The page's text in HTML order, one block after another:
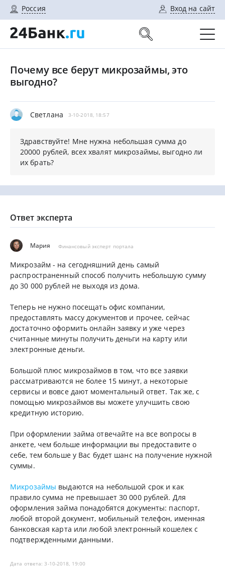
Россия Вход на сайт
Почему все берут микрозаймы, это
выгодно?
Светлана 3-10-2018, 18:57
Здравствуйте! Мне нужна небольшая сумма до
20000 рублей, всех хвалят микрозаймы, выгодно ли
их брать?
Ответ эксперта
Мария Финансовый эксперт портала
Микрозайм - на сегодняшний день самый
распространенный способ получить небольшую сумму
до 30 000 рублей не выходя из дома.
Теперь не нужно посещать офис компании,
предоставлять массу документов и прочее, сейчас
достаточно оформить онлайн заявку и уже через
считанные минуты получить деньги на карту или
электронные деньги.
Большой плюс микрозаймов в том, что все заявки
рассматриваются не более 15 минут, а некоторые
сервисы и вовсе дают моментальный ответ. Так же, с
помощью микрозаймов вы можете улучшить свою
кредитную историю.
При оформлении займа отвечайте на все вопросы в
анкете, чем больше информации вы предоставите о
себе, тем больше у Вас будет шанс на получение нужной
суммы.
Микрозаймы выдаются на небольшой срок и как
правило сумма не превышает 30 000 рублей. Для
оформления займа понадобятся документы: паспорт,
любой второй документ, мобильный телефон, именная
банковская карта или любой электронный кошелек с
подтвержденными данными.
Дата ответа: 3-10-2018, 19:00